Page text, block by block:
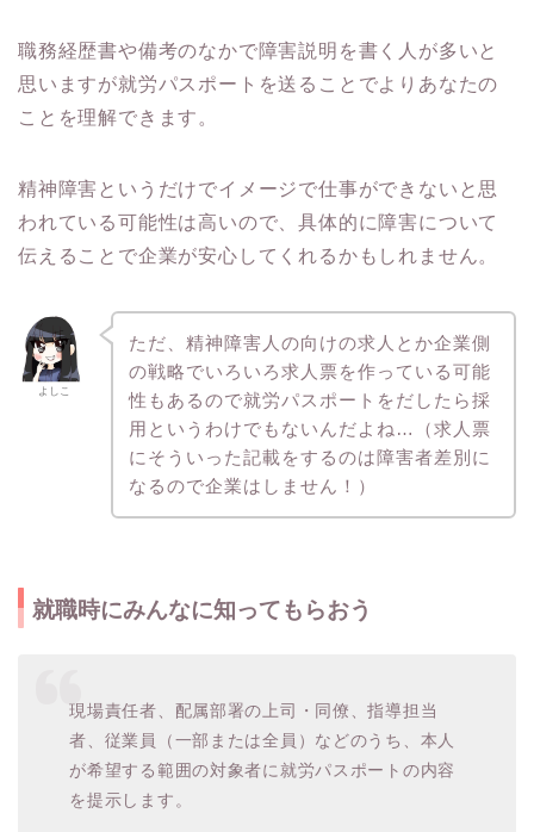
職務経歴書や備考のなかで障害説明を書く人が多いと
思いますが就労パスポートを送ることでよりあなたの
ことを理解できます。
精神障害というだけでイメージで仕事ができないと思
われている可能性は高いので、具体的に障害について
伝えることで企業が安心してくれるかもしれません。
よしこ
ただ、精神障害人の向けの求人とか企業側
の戦略でいろいろ求人票を作っている可能
性もあるので就労パスポートをだしたら採
用というわけでもないんだよね…（求人票
にそういった記載をするのは障害者差別に
なるので企業はしません！）
就職時にみんなに知ってもらおう
現場責任者、配属部署の上司・同僚、指導担当
者、従業員（一部または全員）などのうち、本人
が希望する範囲の対象者に就労パスポートの内容
を提示します。